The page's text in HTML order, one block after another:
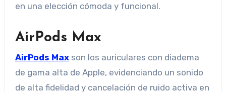
en una elección cómoda y funcional.
AirPods Max
AirPods Maxson los auriculares con diadema
de gama alta de Apple, evidenciando un sonido
de alta fidelidad y cancelación de ruido activa en